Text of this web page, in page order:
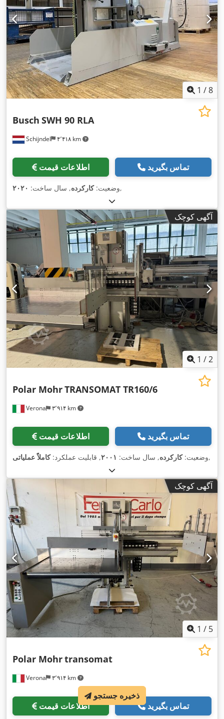
1 /8
Schijndel ۴٬۴۱۸ km
Busch SWH 90 RLA
اطلاعات قیمت تماس بگیرید
وضعیت:کارکرده, سال ساخت: ۲۰۲۰ ,
آگهی کوچک
1 /2
Verona ۳٬۹۱۴ km
Polar MohrTRANSOMAT TR160/6
اطلاعات قیمت تماس بگیرید
وضعیت:کارکرده, سال ساخت: ۲۰۰۱, قابلیت عملکرد:کاملاً عملیاتی ,
آگهی کوچک
1 / 5
Verona ۳٬۹۱۴ km
Polar Mohrtransomat
اطلاعات قیمت تماس بگیرید
ذخیره جستجو